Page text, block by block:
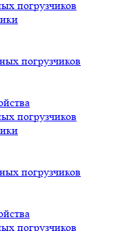
погрузчиков
погрузчиков
погрузчиков
погрузчиков
погрузчиков